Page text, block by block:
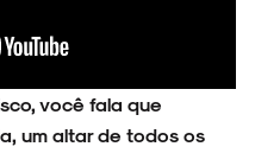
você fala que
um altar de todos os